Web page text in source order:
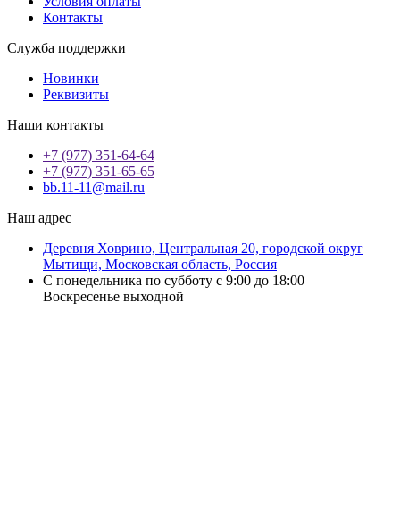
Контакты
Служба поддержки
Новинки
Реквизиты
Наши контакты
+7 (977) 351-64-64
+7 (977) 351-65-65
bb.11-11@mail.ru
Наш адрес
Деревня Ховрино, Центральная 20, городской округ
Мытищи, Московская область, Россия
С понедельника по субботу с 9:00 до 18:00
Воскресенье выходной